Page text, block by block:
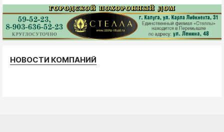
НОВОСТИ КОМПАНИЙ